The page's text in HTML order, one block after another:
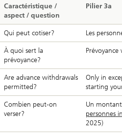
Caractéristique /
aspect / question
Pilier 3a
Qui peut cotiser? Les
À quoi sert la
prévoyance?
Prévoyance
Are advance withdrawals
permitted?
Only in
starting
Combien peut-on
verser?
Un
personnes
2025)